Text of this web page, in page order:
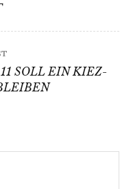
SOLL EIN KIEZ-T